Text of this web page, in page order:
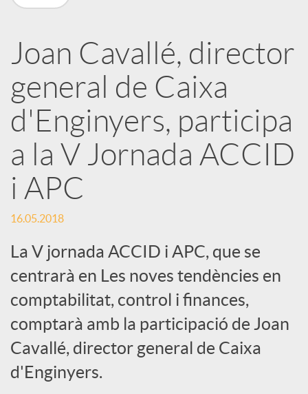
a
r
x
e
s
S
o
c
i
Joan Cavallé, director
general de Caixa
d'Enginyers, participa
a la V Jornada ACCID
i APC
16.05.2018
La V jornada ACCID i APC, que se
centrarà en Les noves tendències en
comptabilitat, control i finances,
comptarà amb la participació de Joan
Cavallé, director general de Caixa
d'Enginyers.